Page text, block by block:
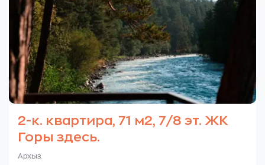
2-к. квартира, 71 м2, 7/8 эт. ЖК
Горы здесь.
Архыз.